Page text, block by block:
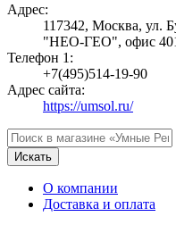
Адрес:
117342, Москва, ул.
"НЕО-ГЕО", офис
Телефон 1:
+7(495)514-19-90
Адрес сайта:
https://umsol.ru/
Искать
О компании
Доставка и оплата